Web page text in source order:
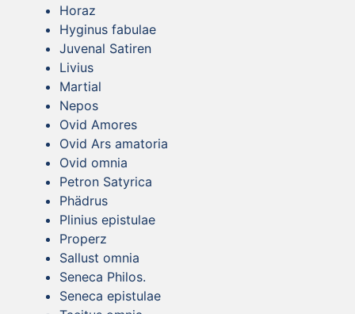
Horaz
Hyginus fabulae
Juvenal Satiren
Livius
Martial
Nepos
Ovid Amores
Ovid Ars amatoria
Ovid omnia
Petron Satyrica
Phädrus
Plinius epistulae
Properz
Sallust omnia
Seneca Philos.
Seneca epistulae